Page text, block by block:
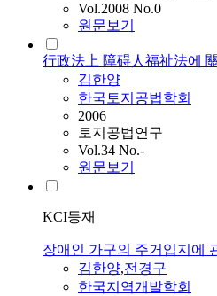
Vol.2008 No.0
원문보기
行政法上 障碍人福祉法에
김한양
한국토지공법학회
2006
토지공법연구
Vol.34 No.-
원문보기
KCI등재
장애인 가구의 주거입지에
김한양,전경구
한국지역개발학회